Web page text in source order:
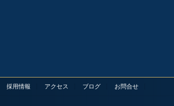
採用情報 アクセス ブログ お問合せ